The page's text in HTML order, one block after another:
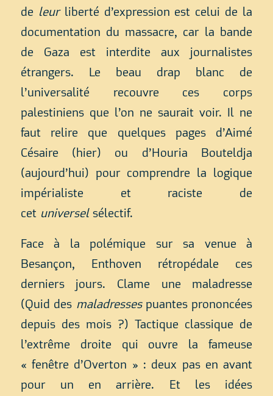
de leurliberté d’expression est celui de la
documentation du massacre, car la bande
de Gaza est interdite aux journalistes
étrangers. Le beau drap blanc de
l’universalité recouvre ces corps
palestiniens que l’on ne saurait voir. Il ne
faut relire que quelques pages d’Aimé
Césaire (hier) ou d’Houria Bouteldja
(aujourd’hui) pour comprendre la logique
impérialiste et raciste de
cet universelsélectif.
Face à la polémique sur sa venue à
Besançon, Enthoven rétropédale ces
derniers jours. Clame une maladresse
(Quid des maladressespuantes prononcées
depuis des mois ?) Tactique classique de
l’extrême droite qui ouvre la fameuse
« fenêtre d’Overton » : deux pas en avant
pour un en arrière. Et les idées